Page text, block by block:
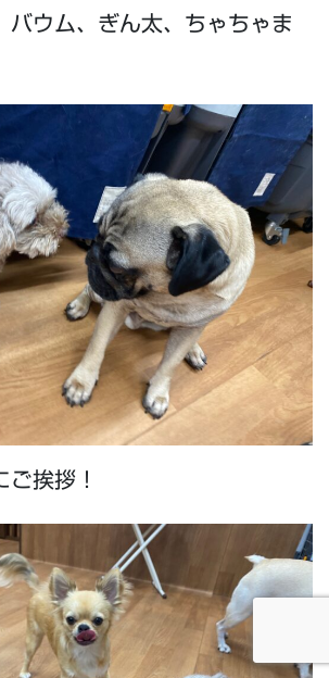
バウム、ぎん太、ちゃちゃま
挨拶！